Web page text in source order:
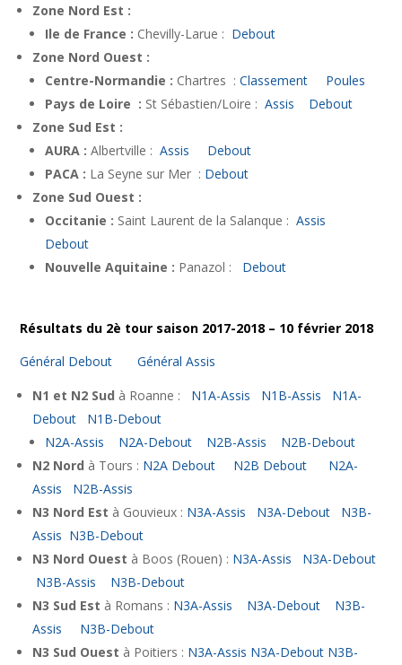
Zone Nord Est :
Ile de France : Chevilly-Larue : Debout
Zone Nord Ouest :
Centre-Normandie : Chartres :Classement
Poules
Pays de Loire : St Sébastien/Loire :Assis
Debout
Zone Sud Est :
AURA : Albertville :Assis
Debout
PACA : La Seyne sur Mer : Debout
Zone Sud Ouest :
Occitanie : Saint Laurent de la Salanque :Assis
Debout
Nouvelle Aquitaine : Panazol : Debout
Résultats du 2è tour saison 2017-2018 – 10 février 2018
Général Debout
Général Assis
N1 et N2 Sud à Roanne : N1A-Assis N1B-Assis
N1A-
Debout
N1B-Debout
N2A-Assis
N2A-Debout N2B-Assis
N2B-Debout
N2 Nord à Tours : N2A Debout N2B Debout
N2A-
Assis
N2B-Assis
N3 Nord Est à Gouvieux : N3A-Assis N3A-Debout
N3B-
Assis N3B-Debout
N3 Nord Ouest à Boos (Rouen) : N3A-Assis
N3A-Debout
N3B-Assis
N3B-Debout
N3 Sud Est à Romans : N3A-Assis N3A-Debout
N3B-
Assis
N3B-Debout
N3 Sud Ouest à Poitiers : N3A-Assis N3A-Debout N3B-